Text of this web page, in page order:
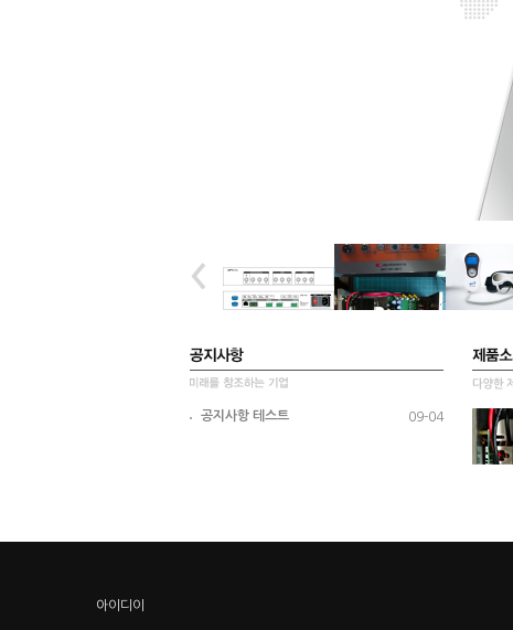
공지사항 테스트 09-04
아이디이